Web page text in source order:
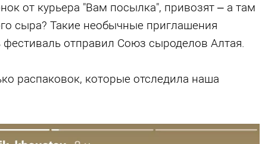
от курьера "Вам посылка", привозят – а там
сыра? Такие необычные приглашения
фестиваль отправил Союз сыроделов Алтая.
распаковок, которые отследила наша